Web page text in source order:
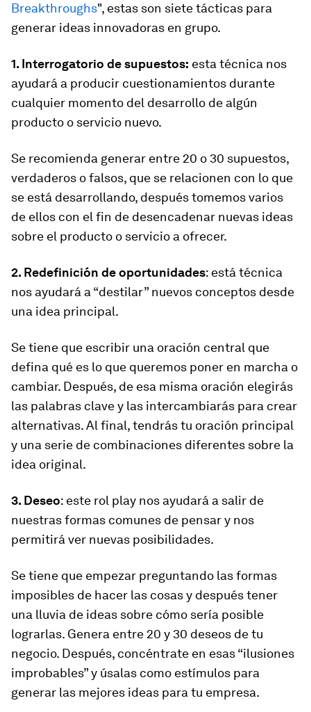
Breakthroughs", estas son siete tácticas para
generar ideas innovadoras en grupo.
1. Interrogatorio de supuestos: esta técnica nos
ayudará a producir cuestionamientos durante
cualquier momento del desarrollo de algún
producto o servicio nuevo.
Se recomienda generar entre 20 o 30 supuestos,
verdaderos o falsos, que se relacionen con lo que
se está desarrollando, después tomemos varios
de ellos con el fin de desencadenar nuevas ideas
sobre el producto o servicio a ofrecer.
2. Redefinición de oportunidades: está técnica
nos ayudará a “destilar” nuevos conceptos desde
una idea principal.
Se tiene que escribir una oración central que
defina qué es lo que queremos poner en marcha o
cambiar. Después, de esa misma oración elegirás
las palabras clave y las intercambiarás para crear
alternativas. Al final, tendrás tu oración principal
y una serie de combinaciones diferentes sobre la
idea original.
3. Deseo: este rol play nos ayudará a salir de
nuestras formas comunes de pensar y nos
permitirá ver nuevas posibilidades.
Se tiene que empezar preguntando las formas
imposibles de hacer las cosas y después tener
una lluvia de ideas sobre cómo sería posible
lograrlas. Genera entre 20 y 30 deseos de tu
negocio. Después, concéntrate en esas “ilusiones
improbables” y úsalas como estímulos para
generar las mejores ideas para tu empresa.